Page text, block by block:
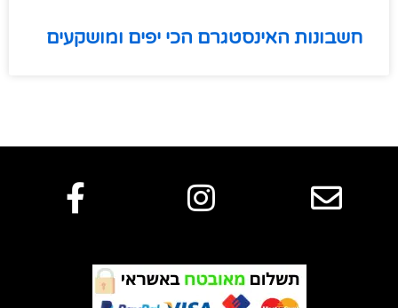
חשבונות האינסטגרם הכי יפים ומושקעים